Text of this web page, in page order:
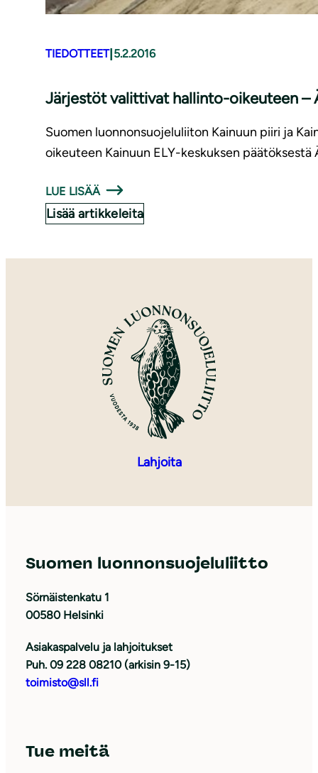
TIEDOTTEET| 5.2.2016
Järjestöt valittivat hallinto-oikeuteen –
Suomen luonnonsuojeluliiton Kainuun piiri ja
oikeuteen Kainuun ELY-keskuksen
LUE LISÄÄ
Lisää artikkeleita
Lahjoita
Suomen luonnonsuojeluliitto
Sörnäistenkatu 1
00580 Helsinki
Asiakaspalvelu ja lahjoitukset
Puh. 09 228 08210 (arkisin 9-15)
toimisto@sll.fi
Tue meitä